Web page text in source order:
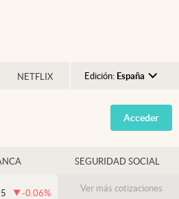
NETFLIX Edición: España
Argentina
España
USA
Colombia
Acceder
SEGURIDAD SOCIAL
-0.06% Ver más cotizaciones